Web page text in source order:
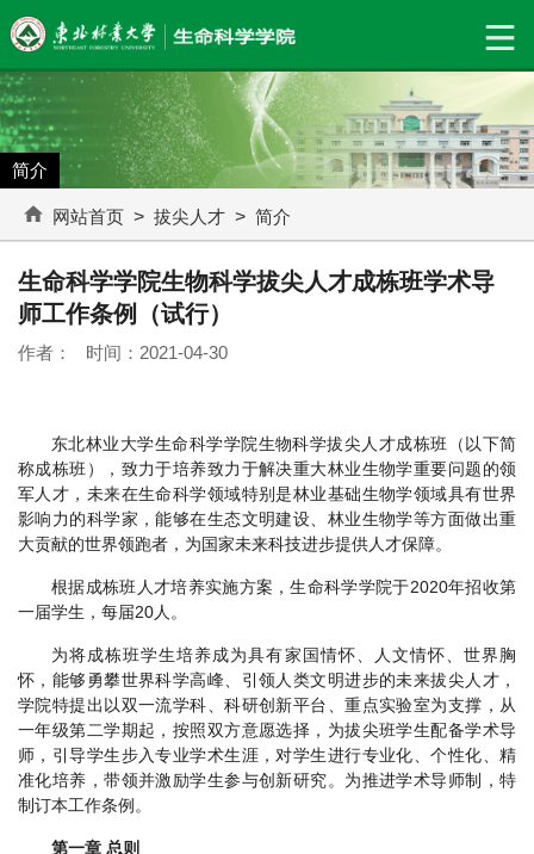
简介
网站首页 > 拔尖人才 > 简介
生命科学学院生物科学拔尖人才成栋班学术导
师工作条例（试行）
作者： 时间：2021-04-30
东北林业大学生命科学学院生物科学拔尖人才成栋班（以下简
称成栋班），致力于培养致力于解决重大林业生物学重要问题的领
军人才，未来在生命科学领域特别是林业基础生物学领域具有世界
影响力的科学家，能够在生态文明建设、林业生物学等方面做出重
大贡献的世界领跑者，为国家未来科技进步提供人才保障。
根据成栋班人才培养实施方案，生命科学学院于2020年招收第
一届学生，每届20人。
为将成栋班学生培养成为具有家国情怀、人文情怀、世界胸
怀，能够勇攀世界科学高峰、引领人类文明进步的未来拔尖人才，
学院特提出以双一流学科、科研创新平台、重点实验室为支撑，从
一年级第二学期起，按照双方意愿选择，为拔尖班学生配备学术导
师，引导学生步入专业学术生涯，对学生进行专业化、个性化、精
准化培养，带领并激励学生参与创新研究。为推进学术导师制，特
制订本工作条例。
第一章 总则